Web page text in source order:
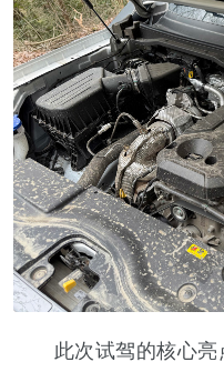
此次试驾的核心亮